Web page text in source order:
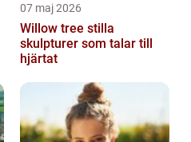
07 maj 2026
Willow tree stilla
skulpturer som talar till
hjärtat